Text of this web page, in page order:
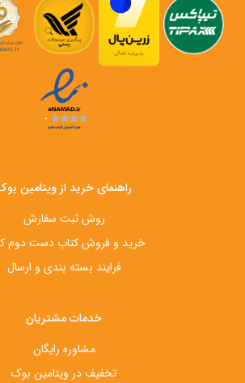
راهنمای خرید از ویتامین
روش ثبت سفارش
خرید و فروش کتاب دست‌ دوم
فرایند بسته بندی و ارسال
خدمات مشتریان
مشاوره رایگان
تخفیف در ویتامین بوک